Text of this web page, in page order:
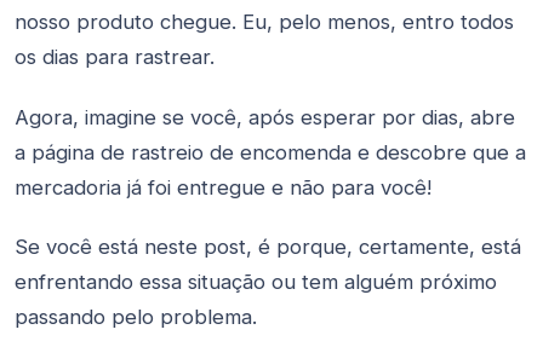
nosso produto chegue. Eu, pelo menos, entro todos
os dias para rastrear.
Agora, imagine se você, após esperar por dias, abre
a página de rastreio de encomenda e descobre que a
mercadoria já foi entregue e não para você!
Se você está neste post, é porque, certamente, está
enfrentando essa situação ou tem alguém próximo
passando pelo problema.